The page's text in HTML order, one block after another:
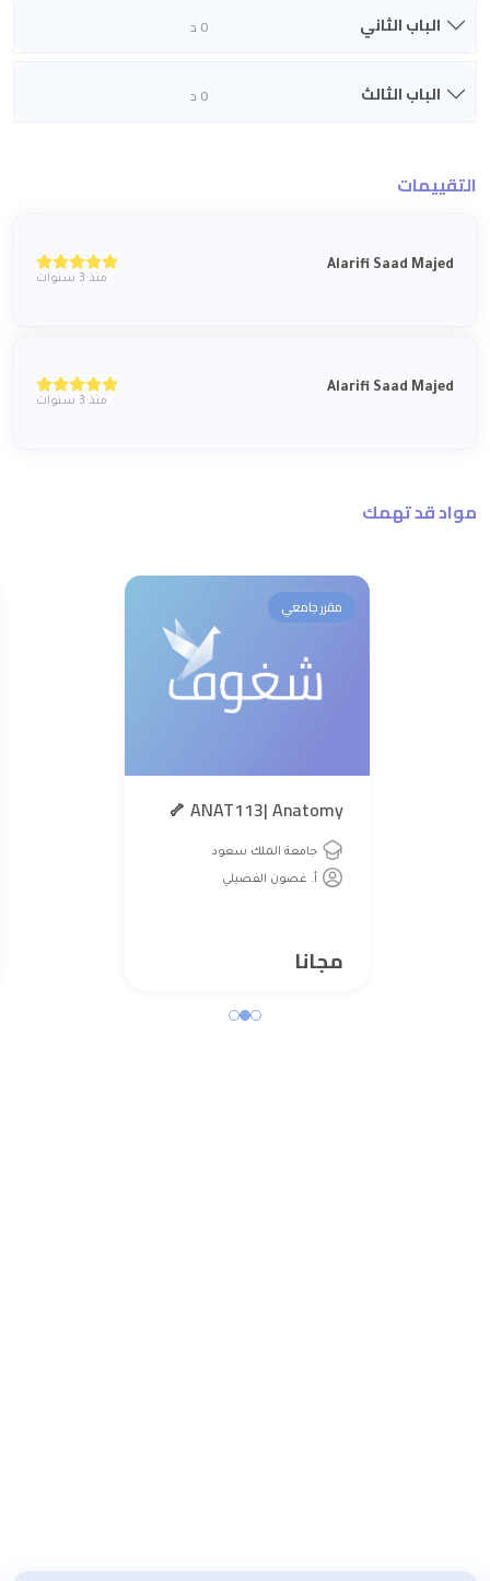
الباب الثاني 0 د
الباب الثالث 0 د
التقييمات
Alarifi Saad Majed
منذ 3 سنوات
Alarifi Saad Majed
منذ 3 سنوات
مواد قد تهمك
مقرر جامعي
ANAT113| Anatomy 🦴
جامعة الملك سعود
أ. غصون الفضيلي
مجانا